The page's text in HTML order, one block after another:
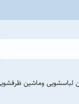
لباسشویی وماشین